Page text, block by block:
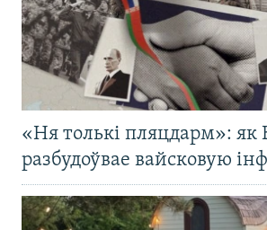
«Ня толькі пляцдарм»: як
разбудоўвае вайсковую